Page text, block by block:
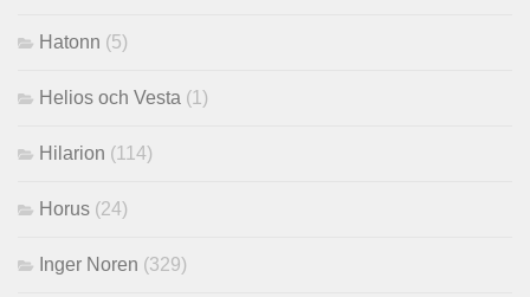
Hatonn (5)
Helios och Vesta (1)
Hilarion (114)
Horus (24)
Inger Noren (329)